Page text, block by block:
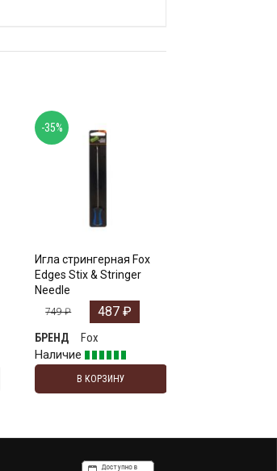
Игла стрингерная Fox
Edges Stix & Stringer
Needle
749₽ 487₽
БРЕНД
Fox
Наличие
В КОРЗИНУ
-35%